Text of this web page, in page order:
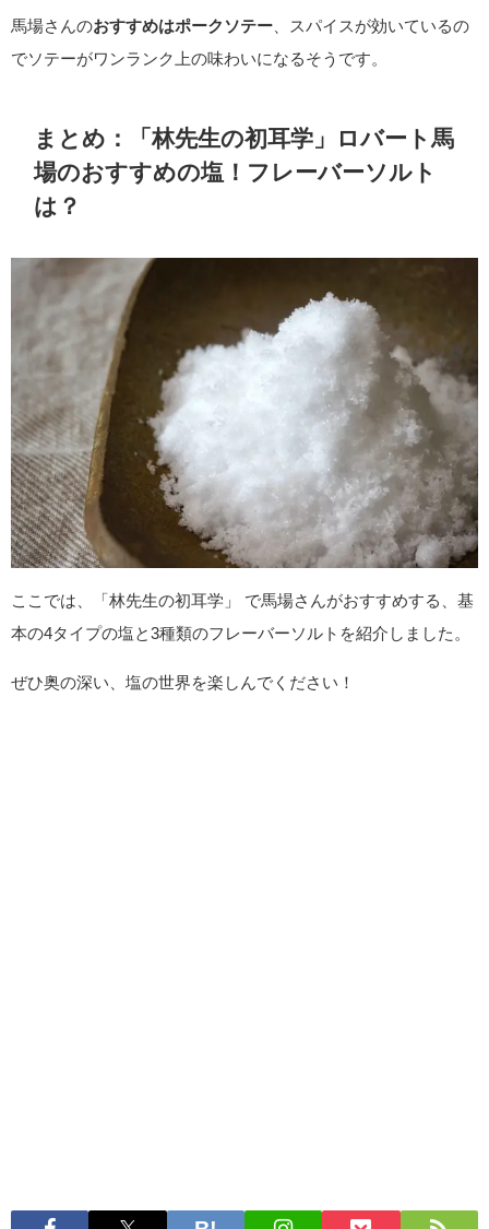
馬場さんのおすすめはポークソテー 、スパイスが効いているの
でソテーがワンランク上の味わいになるそうです。
まとめ：「林先生の初耳学」ロバート馬
場のおすすめの塩！フレーバーソルト
は？
ここでは、「林先生の初耳学」 で馬場さんがおすすめする、基
本の4タイプの塩と3種類のフレーバーソルトを紹介しました。
ぜひ奥の深い、塩の世界を楽しんでください！